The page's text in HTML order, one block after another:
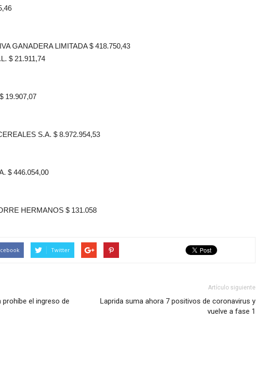
GANADERA LIMITADA $ 418.750,43
$ 21.911,74
19.907,07
S.A. $ 8.972.954,53
$ 446.054,00
HERMANOS $ 131.058
Twitter
el ingreso de
Artículo siguiente
Laprida suma ahora 7 positivos de coronavirus y
vuelve a fase 1